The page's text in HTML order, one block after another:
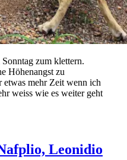
zum klettern.
Höhenangst zu
etwas mehr Zeit wenn ich
weiss wie es weiter geht
Leonidio